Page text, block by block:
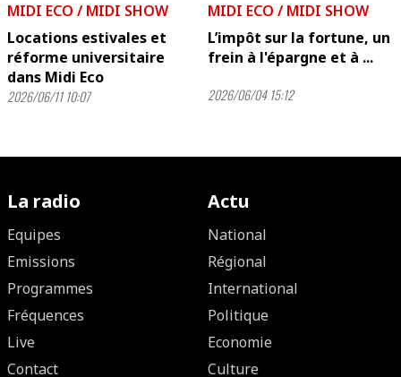
MIDI ECO / MIDI SHOW
Locations estivales et
réforme universitaire
dans Midi Eco
2026/06/11 10:07
MIDI ECO / MIDI SHOW
L’impôt sur la fortune, un
frein à l'épargne et à ...
2026/06/04 15:12
La radio
Equipes
Emissions
Programmes
Fréquences
Live
Contact
Actu
National
Régional
International
Politique
Economie
Culture